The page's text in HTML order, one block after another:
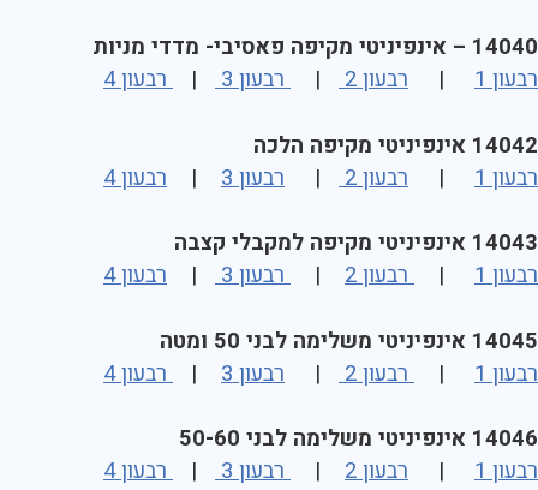
14040 – אינפיניטי מקיפה פאסיבי- מדדי מניות
רבעון 1
| רבעון 2 | רבעון 3 | רבעון 4
14042 אינפיניטי מקיפה הלכה
רבעון 1
| רבעון 2 | רבעון 3 | רבעון 4
14043 אינפיניטי מקיפה למקבלי קצבה
רבעון 1
| רבעון 2 | רבעון 3 | רבעון 4
14045 אינפיניטי משלימה לבני 50 ומטה
רבעון 1
| רבעון 2 | רבעון 3 | רבעון 4
14046 אינפיניטי משלימה לבני 50-60
רבעון 1
| רבעון 2 | רבעון 3 | רבעון 4